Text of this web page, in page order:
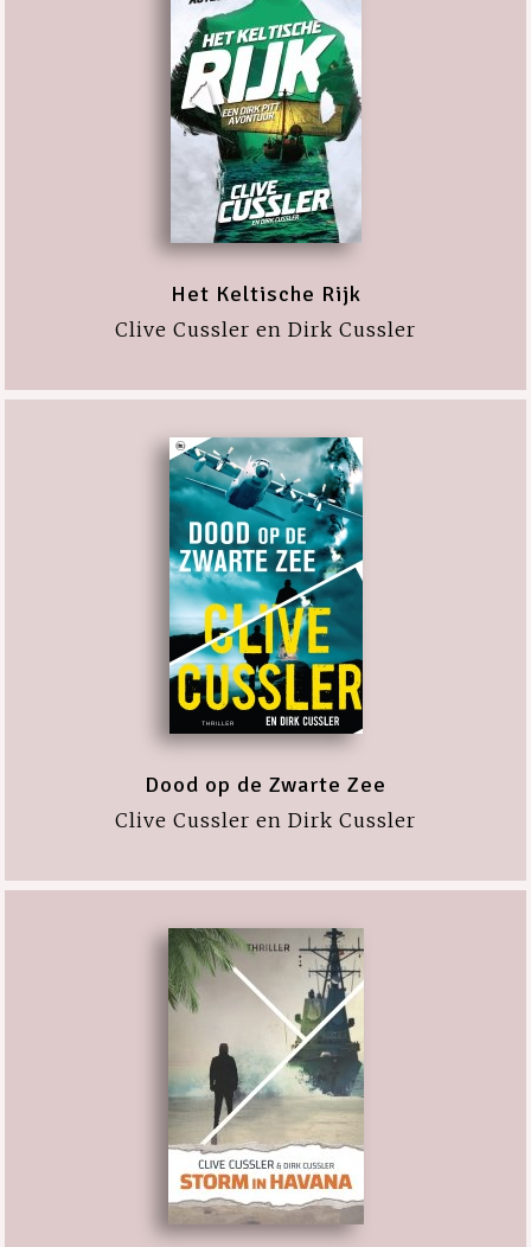
Het Keltische Rijk
Clive Cussler en Dirk Cussler
Dood op de Zwarte Zee
Clive Cussler en Dirk Cussler